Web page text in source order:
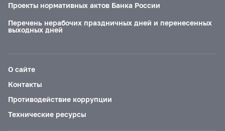
Проекты нормативных актов Банка России
Перечень нерабочих праздничных дней и перенесенных
выходных дней
О сайте
Контакты
Противодействие коррупции
Технические ресурсы